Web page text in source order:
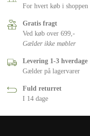
For hvert køb i shoppen
Gratis fragt
Ved køb over 699,-
Gælder ikke møbler
Levering 1-3 hverdage
Gælder på lagervarer
Fuld returret
I 14 dage